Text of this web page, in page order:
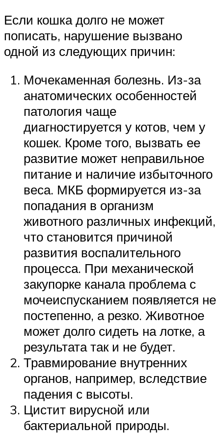
Если кошка долго не может
пописать, нарушение вызвано
одной из следующих причин:
Мочекаменная болезнь. Из-за
анатомических особенностей
патология чаще
диагностируется у котов, чем у
кошек. Кроме того, вызвать ее
развитие может неправильное
питание и наличие избыточного
веса. МКБ формируется из-за
попадания в организм
животного различных инфекций,
что становится причиной
развития воспалительного
процесса. При механической
закупорке канала проблема с
мочеиспусканием появляется не
постепенно, а резко. Животное
может долго сидеть на лотке, а
результата так и не будет.
Травмирование внутренних
органов, например, вследствие
падения с высоты.
Цистит вирусной или
бактериальной природы.